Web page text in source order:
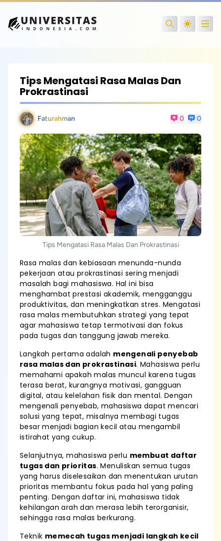
Search
Tips Mengatasi Rasa Malas Dan
Prokrastinasi
Faturahman 0 0
Tips Mengatasi Rasa Malas Dan Prokrastinasi
Rasa malas dan kebiasaan menunda-nunda
pekerjaan atau prokrastinasi sering menjadi
masalah bagi mahasiswa. Hal ini bisa
menghambat prestasi akademik, mengganggu
produktivitas, dan meningkatkan stres. Mengatasi
rasa malas membutuhkan strategi yang tepat
agar mahasiswa tetap termotivasi dan fokus
pada tugas dan tanggung jawab mereka.
Langkah pertama adalah mengenali penyebab
rasa malas dan prokrastinasi. Mahasiswa perlu
memahami apakah malas muncul karena tugas
terasa berat, kurangnya motivasi, gangguan
digital, atau kelelahan fisik dan mental. Dengan
mengenali penyebab, mahasiswa dapat mencari
solusi yang tepat, misalnya membagi tugas
besar menjadi bagian kecil atau mengambil
istirahat yang cukup.
Selanjutnya, mahasiswa perlu membuat daftar
tugas dan prioritas. Menuliskan semua tugas
yang harus diselesaikan dan menentukan urutan
prioritas membantu fokus pada hal yang paling
penting. Dengan daftar ini, mahasiswa tidak
kehilangan arah dan merasa lebih terorganisir,
sehingga rasa malas berkurang.
Teknik memecah tugas menjadi langkah kecil